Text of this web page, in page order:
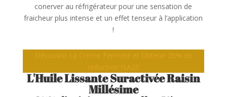
conerver au réfrigérateur pour une sensation de
fraicheur plus intense et un effet tenseur à l’application
!
Découvrir La Crème Fermeté et Obtenir 20% de
réduction ISA20
L'Huile Lissante Suractivée Raisin
Millésime